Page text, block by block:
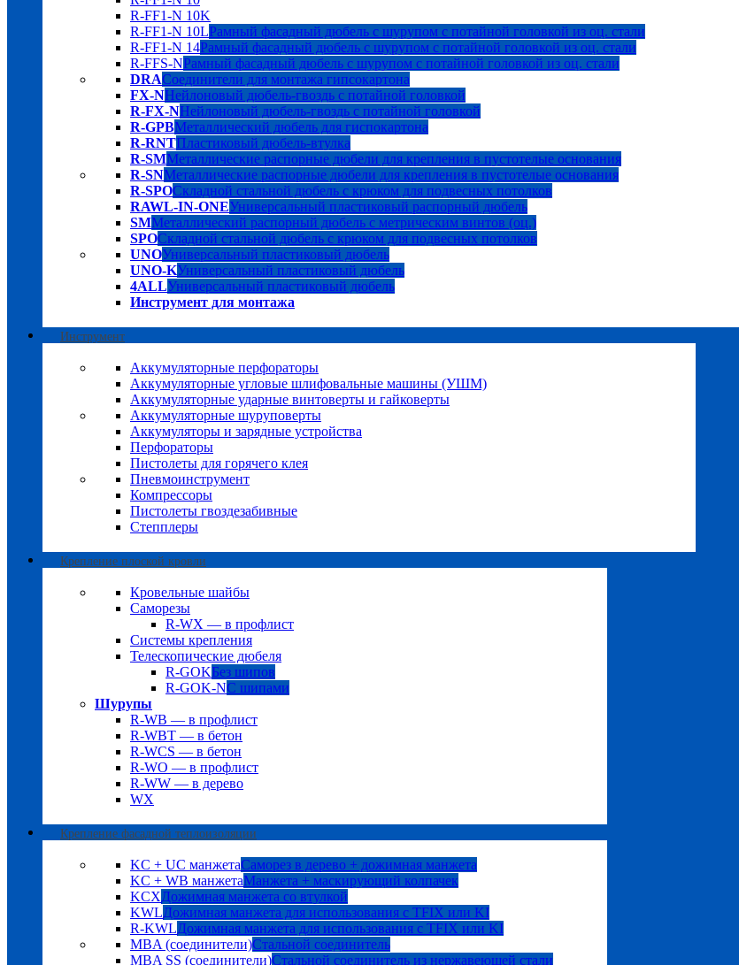
R-FF1-N 10K
R-FF1-N 10LРамный фасадный дюбель с шурупом с потайной головкой из оц. стали
R-FF1-N 14Рамный фасадный дюбель с шурупом с потайной головкой из оц. стали
R-FFS-NРамный фасадный дюбель с шурупом с потайной головкой из оц. стали
DRAСоединители для монтажа гипсокартона
FX-NНейлоновый дюбель-гвоздь с потайной головкой
R-FX-NНейлоновый дюбель-гвоздь с потайной головкой
R-GPBМеталлический дюбель для гиспокартона
R-RNTПластиковый дюбель-втулка
R-SMМеталлические распорные дюбели для крепления в пустотелые основания
R-SNМеталлические распорные дюбели для крепления в пустотелые основания
R-SPOСкладной стальной дюбель с крюком для подвесных потолков
RAWL-IN-ONEУниверсальный пластиковый распорный дюбель
SMМеталлический распорный дюбель с метрическим винтов (оц.)
SPOСкладной стальной дюбель с крюком для подвесных потолков
UNOУниверсальный пластиковый дюбель
UNO-KУниверсальный пластиковый дюбель
4ALLУниверсальный пластиковый дюбель
Инструмент для монтажа
Инструмент
Аккумуляторные перфораторы
Аккумуляторные угловые шлифовальные машины (УШМ)
Аккумуляторные ударные винтоверты и гайковерты
Аккумуляторные шуруповерты
Аккумуляторы и зарядные устройства
Перфораторы
Пистолеты для горячего клея
Пневмоинструмент
Компрессоры
Пистолеты гвоздезабивные
Степплеры
Крепление плоской кровли
Кровельные шайбы
Саморезы
R-WX — в профлист
Системы крепления
Телескопические дюбеля
R-GOKБез шипов
R-GOK-NС шипами
Шурупы
R-WB — в профлист
R-WBT — в бетон
R-WCS — в бетон
R-WO — в профлист
R-WW — в дерево
WX
Крепление фасадной теплоизоляции
KC + UC манжетаСаморез в дерево + дожимная манжета
KC + WB манжетаМанжета + маскирующий колпачек
KCXДожимная манжета со втулкой
KWLДожимная манжета для использования с TFIX или KI
R-KWLДожимная манжета для использования с TFIX или KI
MBA (соединители)Стальной соединитель
MBA SS (соединители)Стальной соединитель из нержавеющей стали